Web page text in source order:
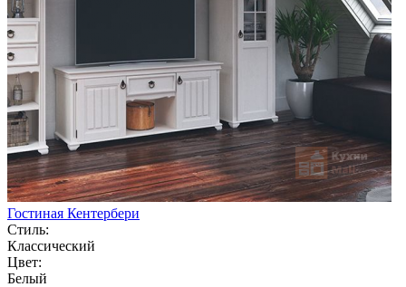
Гостиная Кентербери
Стиль:
Классический
Цвет:
Белый